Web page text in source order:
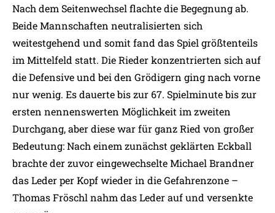
Nach dem Seitenwechsel flachte die Begegnung ab.
Beide Mannschaften neutralisierten sich
weitestgehend und somit fand das Spiel größtenteils
im Mittelfeld statt. Die Rieder konzentrierten sich auf
die Defensive und bei den Grödigern ging nach vorne
nur wenig. Es dauerte bis zur 67. Spielminute bis zur
ersten nennenswerten Möglichkeit im zweiten
Durchgang, aber diese war für ganz Ried von großer
Bedeutung: Nach einem zunächst geklärten Eckball
brachte der zuvor eingewechselte Michael Brandner
das Leder per Kopf wieder in die Gefahrenzone –
Thomas Fröschl nahm das Leder auf und versenkte